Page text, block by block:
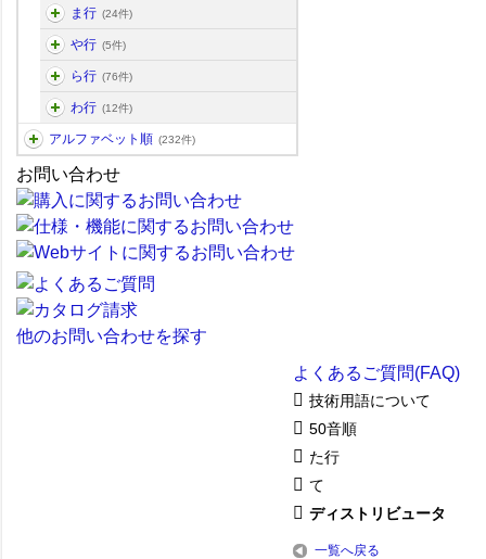
ま行 (24件)
や行 (5件)
ら行 (76件)
わ行 (12件)
アルファベット順 (232件)
お問い合わせ
他のお問い合わせを探す
よくあるご質問(FAQ)
技術用語について
50音順
た行
て
ディストリビュータ
一覧へ戻る